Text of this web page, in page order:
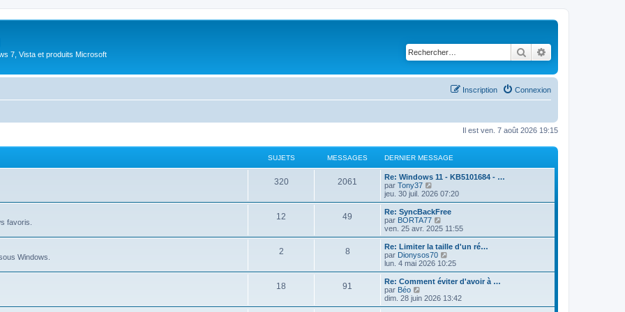
7, Vista et produits Microsoft Rechercher
Connexion
Inscription
Il est ven. 7 août 2026 19:15
SUJETS MESSAGES DERNIER MESSAGE
320S
e
s
2061
s
g
s
D
e
r
n
i
e
r
e
s
s
a
e
Re: Windows 11 - KB5101684 - …
par Tony37
o
n
s
u
l
e
r
l
e
e
n
i
jeu. 30 juil. 2026 07:20
favoris.
12
e
s
49
s
g
D
e
r
n
i
e
r
e
s
s
a
Re: SyncBackFree
par BORTA77
o
n
s
u
l
e
r
e
ven. 25 avr. 2025 11:55
Windows.
2S
j
e
8M
s
s
D
e
r
n
i
e
r
Re: Limiter la taille d'un ré…
par Dionysos70
o
n
s
l
lun. 4 mai 2026 10:25
18 91
D
e
r
n
Re: Comment éviter d'avoir à …
par Béo
o
n
dim. 28 juin 2026 13:42